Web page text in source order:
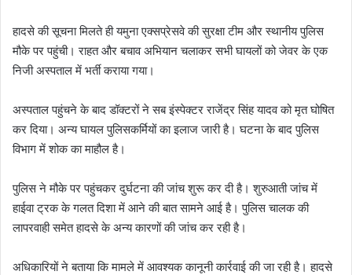
हादसे की सूचना मिलते ही यमुना एक्सप्रेसवे की सुरक्षा टीम और स्थानीय पुलिस
मौके पर पहुंची। राहत और बचाव अभियान चलाकर सभी घायलों को जेवर के एक
निजी अस्पताल में भर्ती कराया गया।
अस्पताल पहुंचने के बाद डॉक्टरों ने सब इंस्पेक्टर राजेंद्र सिंह यादव को मृत घोषित
कर दिया। अन्य घायल पुलिसकर्मियों का इलाज जारी है। घटना के बाद पुलिस
विभाग में शोक का माहौल है।
पुलिस ने मौके पर पहुंचकर दुर्घटना की जांच शुरू कर दी है। शुरुआती जांच में
हाईवा ट्रक के गलत दिशा में आने की बात सामने आई है। पुलिस चालक की
लापरवाही समेत हादसे के अन्य कारणों की जांच कर रही है।
अधिकारियों ने बताया कि मामले में आवश्यक कानूनी कार्रवाई की जा रही है। हादसे